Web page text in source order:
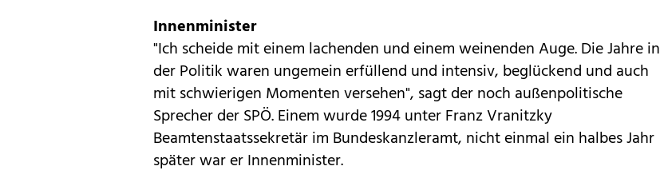
Innenminister
"Ich scheide mit einem lachenden und einem weinenden Auge. Die Jahre in
der Politik waren ungemein erfüllend und intensiv, beglückend und auch
mit schwierigen Momenten versehen", sagt der noch außenpolitische
Sprecher der SPÖ. Einem wurde 1994 unter Franz Vranitzky
Beamtenstaatssekretär im Bundeskanzleramt, nicht einmal ein halbes Jahr
später war er Innenminister.